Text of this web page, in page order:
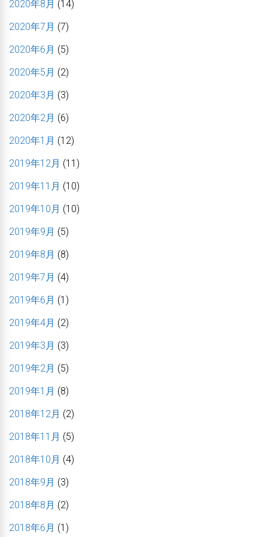
2020年8月 (14)
2020年7月 (7)
2020年6月 (5)
2020年5月 (2)
2020年3月 (3)
2020年2月 (6)
2020年1月 (12)
2019年12月 (11)
2019年11月 (10)
2019年10月 (10)
2019年9月 (5)
2019年8月 (8)
2019年7月 (4)
2019年6月 (1)
2019年4月 (2)
2019年3月 (3)
2019年2月 (5)
2019年1月 (8)
2018年12月 (2)
2018年11月 (5)
2018年10月 (4)
2018年9月 (3)
2018年8月 (2)
2018年6月 (1)